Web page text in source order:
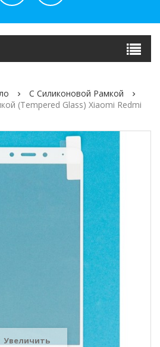
С Силиконовой Рамкой
(Tempered Glass) Xiaomi Redmi
Увеличить